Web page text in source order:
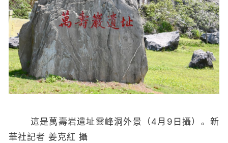
這是萬壽岩遺址靈峰洞外景（4月9日攝）。新
華社記者 姜克紅 攝